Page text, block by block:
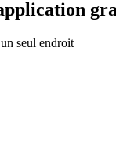
seul endroit